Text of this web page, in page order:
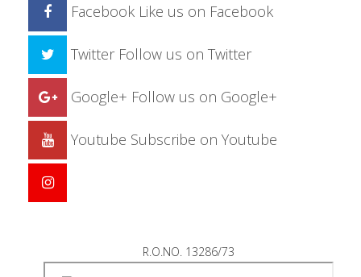
Facebook Like us on Facebook
Twitter Follow us on Twitter
Google+ Follow us on Google+
Youtube Subscribe on Youtube
R.O.NO. 13286/73